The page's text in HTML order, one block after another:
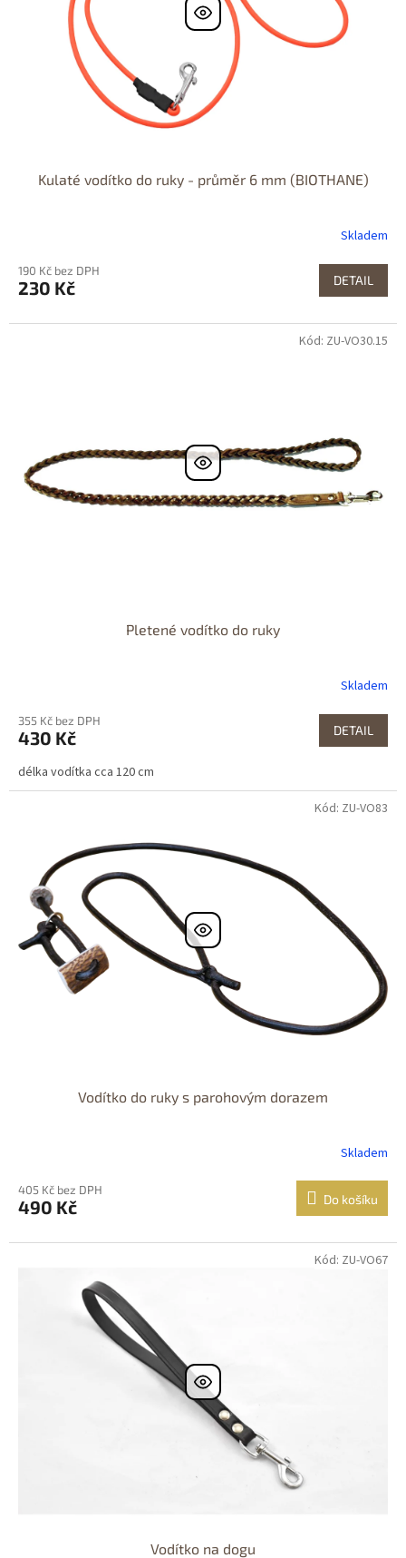
Kulaté vodítko do ruky - průměr 6 mm (BIOTHANE)
Skladem
190 Kč bez DPH
230 Kč DETAIL
Pletené vodítko do ruky
Skladem
355 Kč bez DPH
430 Kč DETAIL
délka vodítka cca 120 cm
Kód: ZU-VO30.15
Vodítko do ruky s parohovým dorazem
Skladem
405 Kč bez DPH
490 Kč Do košíku
Kód: ZU-VO83
Vodítko na dogu
Kód: ZU-VO67